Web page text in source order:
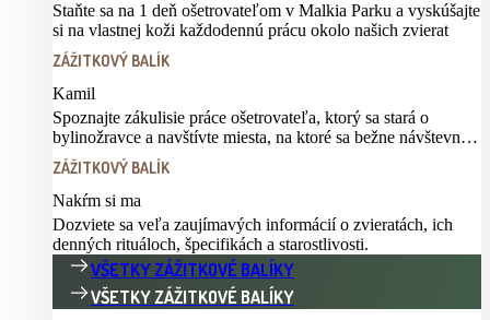
Staňte sa na 1 deň ošetrovateľom v Malkia Parku a vyskúšajte
si na vlastnej koži každodennú prácu okolo našich zvierat
ZÁŽITKOVÝ BALÍK
Kamil
Spoznajte zákulisie práce ošetrovateľa, ktorý sa stará o
bylinožravce a navštívte miesta, na ktoré sa bežne návštevník
nedostane
ZÁŽITKOVÝ BALÍK
Nakŕm si ma
Dozviete sa veľa zaujímavých informácií o zvieratách, ich
denných rituáloch, špecifikách a starostlivosti.
VŠETKY ZÁŽITKOVÉ BALÍKY
VŠETKY ZÁŽITKOVÉ BALÍKY